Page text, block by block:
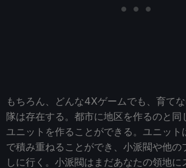
もちろん、どんな4Xゲームでも、育て
隊は存在する。都市に地区を作るのと同
ユニットを作ることができる。ユニット
で積み重ねることができ、小派閥や他の
しに行く。小派閥はまだあなたの領地に